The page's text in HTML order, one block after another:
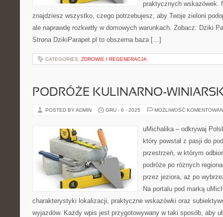
praktycznych wskazówek.
znajdziesz wszystko, czego potrzebujesz, aby Twoje zieloni
ale naprawdę rozkwitły w domowych warunkach. Zobacz: Dziki
Strona DzikiParapet.pl to obszerna baza […]
CATEGORIES: ZDROWIE I REGENERACJA
PODRÓŻE KULINARNO-
POSTED BY ADMIN GRU - 6 - 2025 MOŻLIWOŚĆ
uMichalika – odkrywaj
który powstał z pasji do
przestrzeń, w którym
podróże po różnych
przez jeziora, aż po
Na portalu pod marką
charakterystyki lokalizacji, praktyczne wskazówki oraz
wyjazdów. Każdy wpis jest przygotowywany w taki sposób, aby